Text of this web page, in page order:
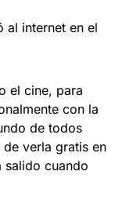
al internet en el
el cine, para
con la
de todos
verla gratis en
salido cuando